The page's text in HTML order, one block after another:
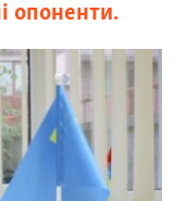
опоненти.